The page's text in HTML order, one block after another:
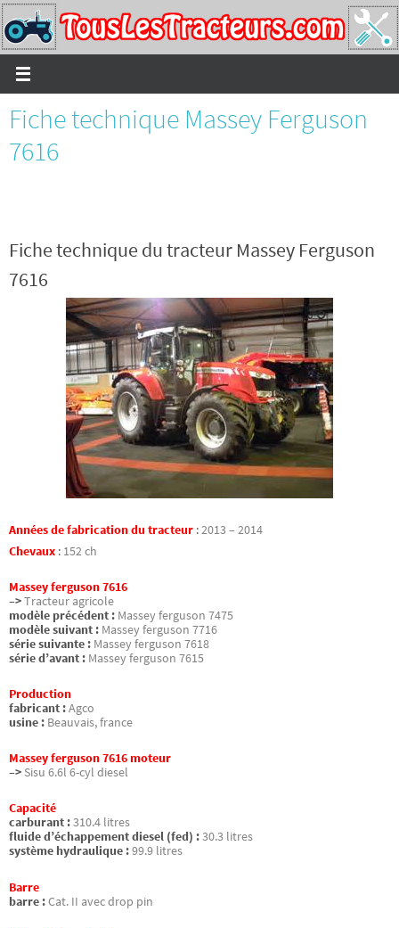
Passer
vers
le
contenu
Fiche technique Massey Ferguson
7616
Fiche technique du tracteur Massey Ferguson
7616
Années de fabrication du tracteur :2013 – 2014
Chevaux : 152 ch
Massey ferguson 7616
–>Tracteur agricole
modèle précédent : Massey ferguson 7475
modèle suivant : Massey ferguson 7716
série suivante : Massey ferguson 7618
série d’avant : Massey ferguson 7615
Production
fabricant :Agco
usine : Beauvais, france
Massey ferguson 7616 moteur
–> Sisu 6.6l 6-cyl diesel
Capacité
carburant :310.4 litres
fluide d’échappement diesel (fed) :30.3 litres
système hydraulique :99.9 litres
Barre
barre :Cat. II avec drop pin